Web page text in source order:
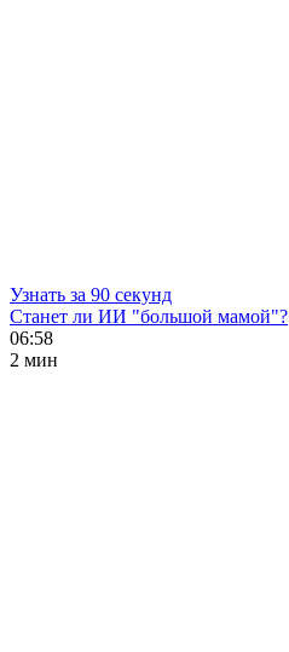
Узнать за 90 секунд
Станет ли ИИ "большой мамой"?
06:58
2 мин